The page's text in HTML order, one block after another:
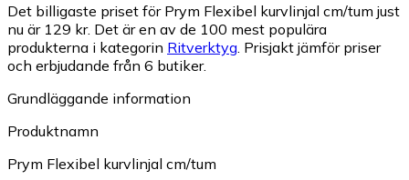
Det billigaste priset för Prym Flexibel kurvlinjal cm/tum just
nu är 129 kr. Det är en av de 100 mest populära
produkterna i kategorin Ritverktyg Prisjakt jämför priser
och erbjudande från 6 butiker.
Grundläggande information
Produktnamn
Prym Flexibel kurvlinjal cm/tum